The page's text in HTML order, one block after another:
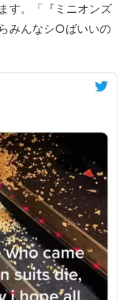
す。「『ミニオンズ
みんなシ○ばいいの